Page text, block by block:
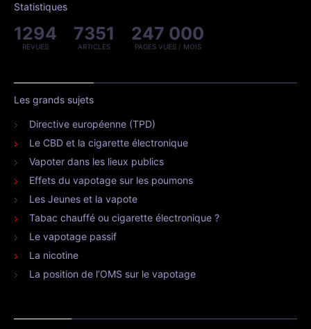
Statistiques
1294
REVUES
7351
ARTICLES
247 000
PAGES VUES / MOIS
Les grands sujets
Directive européenne (TPD)
Le CBD et la cigarette électronique
Vapoter dans les lieux publics
Effets du vapotage sur les poumons
Les Jeunes et la vapote
Tabac chauffé ou cigarette électronique ?
Le vapotage passif
La nicotine
La position de l’OMS sur le vapotage